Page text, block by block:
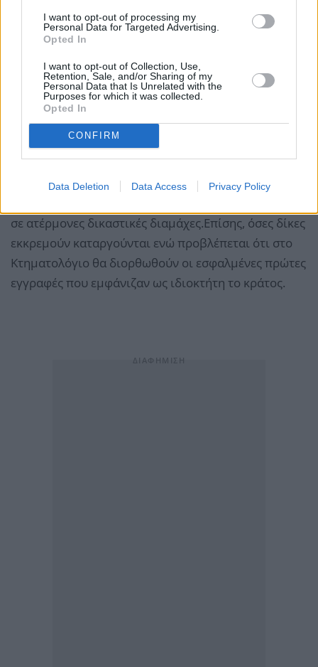
I want to opt-out of processing my
Personal Data for Targeted Advertising.
Opted In
I want to opt-out of Collection, Use,
Retention, Sale, and/or Sharing of my
Personal Data that Is Unrelated with the
Purposes for which it was collected.
Opted In
CONFIRM
Data Deletion Data Access Privacy Policy
Στο εξής,ο πολίτης που έχει στα χέρια του τον
προσωρινό τίτλο, τη διοικητική πράξη
παραχώρησης,τους πίνακες της διανομής ή τη
σχετική βεβαίωση της αρμόδιας υπηρεσίας, μπορεί
σε ατέρμονες δικαστικές διαμάχες.Επίσης, όσες δίκες
εκκρεμούν καταργούνται ενώ προβλέπεται ότι στο
Κτηματολόγιο θα διορθωθούν οι εσφαλμένες πρώτες
εγγραφές που εμφάνιζαν ως ιδιοκτήτη το κράτος.